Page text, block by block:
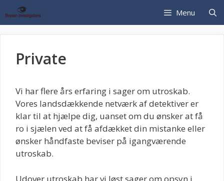
til
Menu
Private
Vi har flere års erfaring i sager om utroskab.
Vores landsdækkende netværk af detektiver er
klar til at hjælpe dig, uanset om du ønsker at få
ro i sjælen ved at få afdækket din mistanke eller
ønsker håndfaste beviser på igangværende
utroskab.
Udover utroskab har vi løst sager om opsyn i